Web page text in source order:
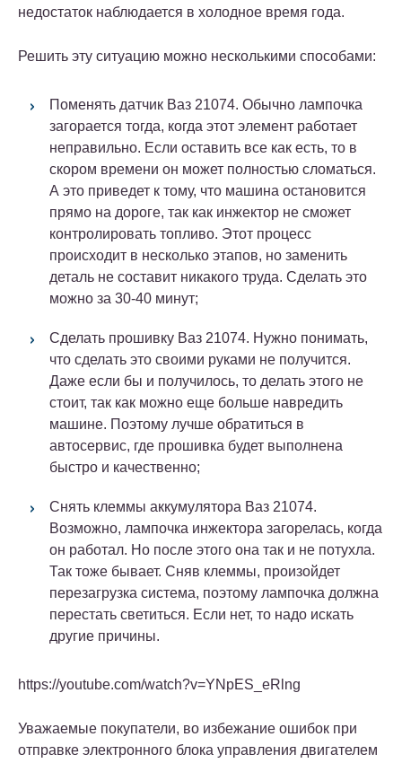
недостаток наблюдается в холодное время года.
Решить эту ситуацию можно несколькими способами:
Поменять датчик Ваз 21074. Обычно лампочка
загорается тогда, когда этот элемент работает
неправильно. Если оставить все как есть, то в
скором времени он может полностью сломаться.
А это приведет к тому, что машина остановится
прямо на дороге, так как инжектор не сможет
контролировать топливо. Этот процесс
происходит в несколько этапов, но заменить
деталь не составит никакого труда. Сделать это
можно за 30-40 минут;
Сделать прошивку Ваз 21074. Нужно понимать,
что сделать это своими руками не получится.
Даже если бы и получилось, то делать этого не
стоит, так как можно еще больше навредить
машине. Поэтому лучше обратиться в
автосервис, где прошивка будет выполнена
быстро и качественно;
Снять клеммы аккумулятора Ваз 21074.
Возможно, лампочка инжектора загорелась, когда
он работал. Но после этого она так и не потухла.
Так тоже бывает. Сняв клеммы, произойдет
перезагрузка система, поэтому лампочка должна
перестать светиться. Если нет, то надо искать
другие причины.
https://youtube.com/watch?v=YNpES_eRlng
Уважаемые покупатели, во избежание ошибок при
отправке электронного блока управления двигателем